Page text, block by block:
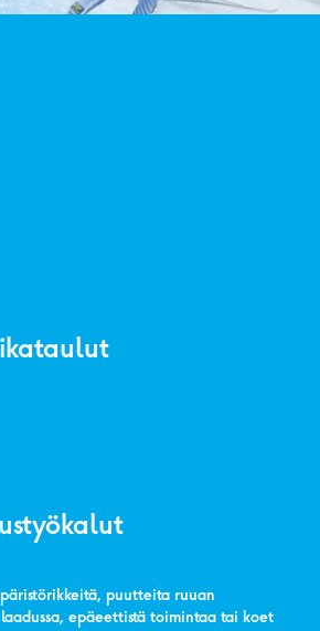
puutteita ruuan
epäeettistä toimintaa tai koet